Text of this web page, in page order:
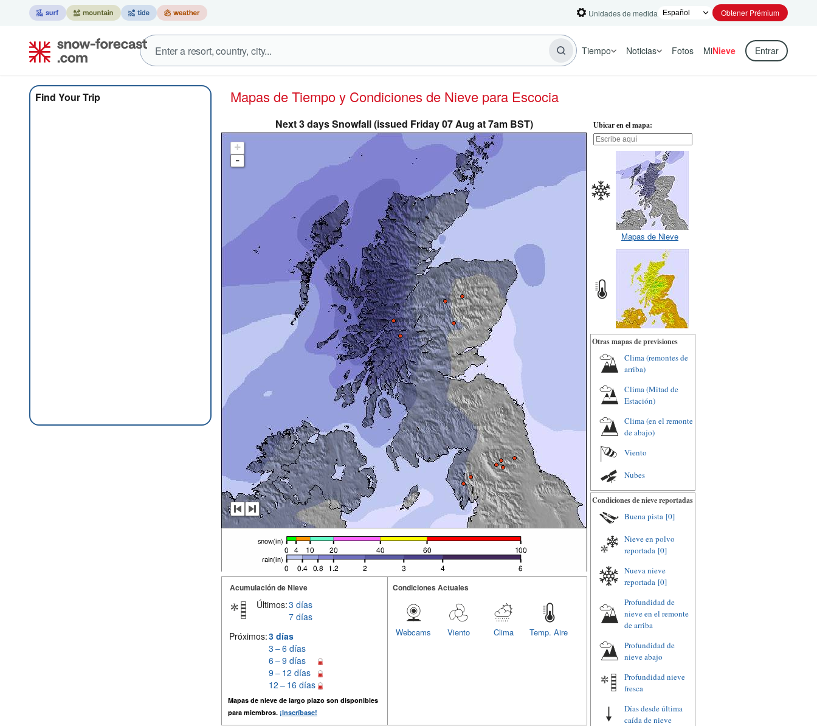
Unidades de medida Obtener Prémium
Tiempo Noticias Fotos MiNieve Entrar
Find Your Trip Mapas de Tiempo y Condiciones de Nieve para Escocia
Next 3 days Snowfall (issued Friday 07 Aug at 7am BST)
+
-
Acumulación de Nieve
Últimos:3 días
7 días
Próximos:3 días
3 – 6 días
6 – 9 días
9 – 12 días
12 – 16 días
Mapas de nieve de largo plazo son disponibles
para miembros. ¡Inscríbase!
Condiciones Actuales
Temp. Aire
Clima
Viento
Webcams
Ubicar en el mapa:
Mapas de Nieve
Otras mapas de previsiones
Clima (remontes de
arriba)
Clima (Mitad de
Estación)
Clima (en el remonte
de abajo)
Viento
Nubes
Condiciones de nieve reportadas
Buena pista [0]
Nieve en polvo
reportada [0]
Nueva nieve
reportada [0]
Profundidad de
nieve en el remonte
de arriba
Profundidad de
nieve abajo
Profundidad nieve
fresca
Días desde última
caída de nieve